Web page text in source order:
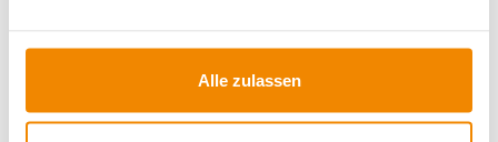
Alle zulassen
Weber Premium-Abdeckhaube für
85,90 €
99,99 €
Weber Premium-Abdeckhaube für
139,99 €